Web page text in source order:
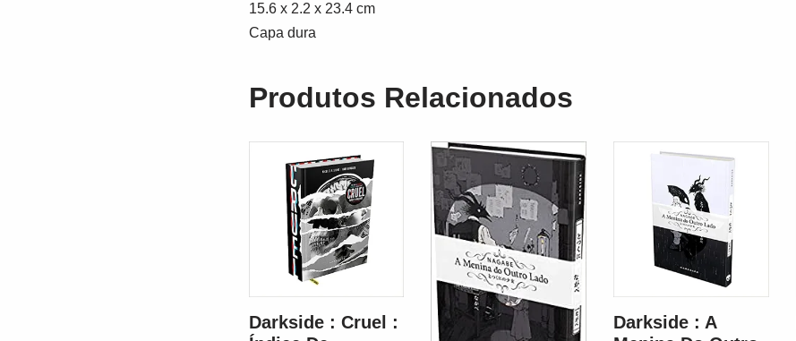
15.6 x 2.2 x 23.4 cm
Capa dura
Produtos Relacionados
Darkside : Cruel :
Darkside : A